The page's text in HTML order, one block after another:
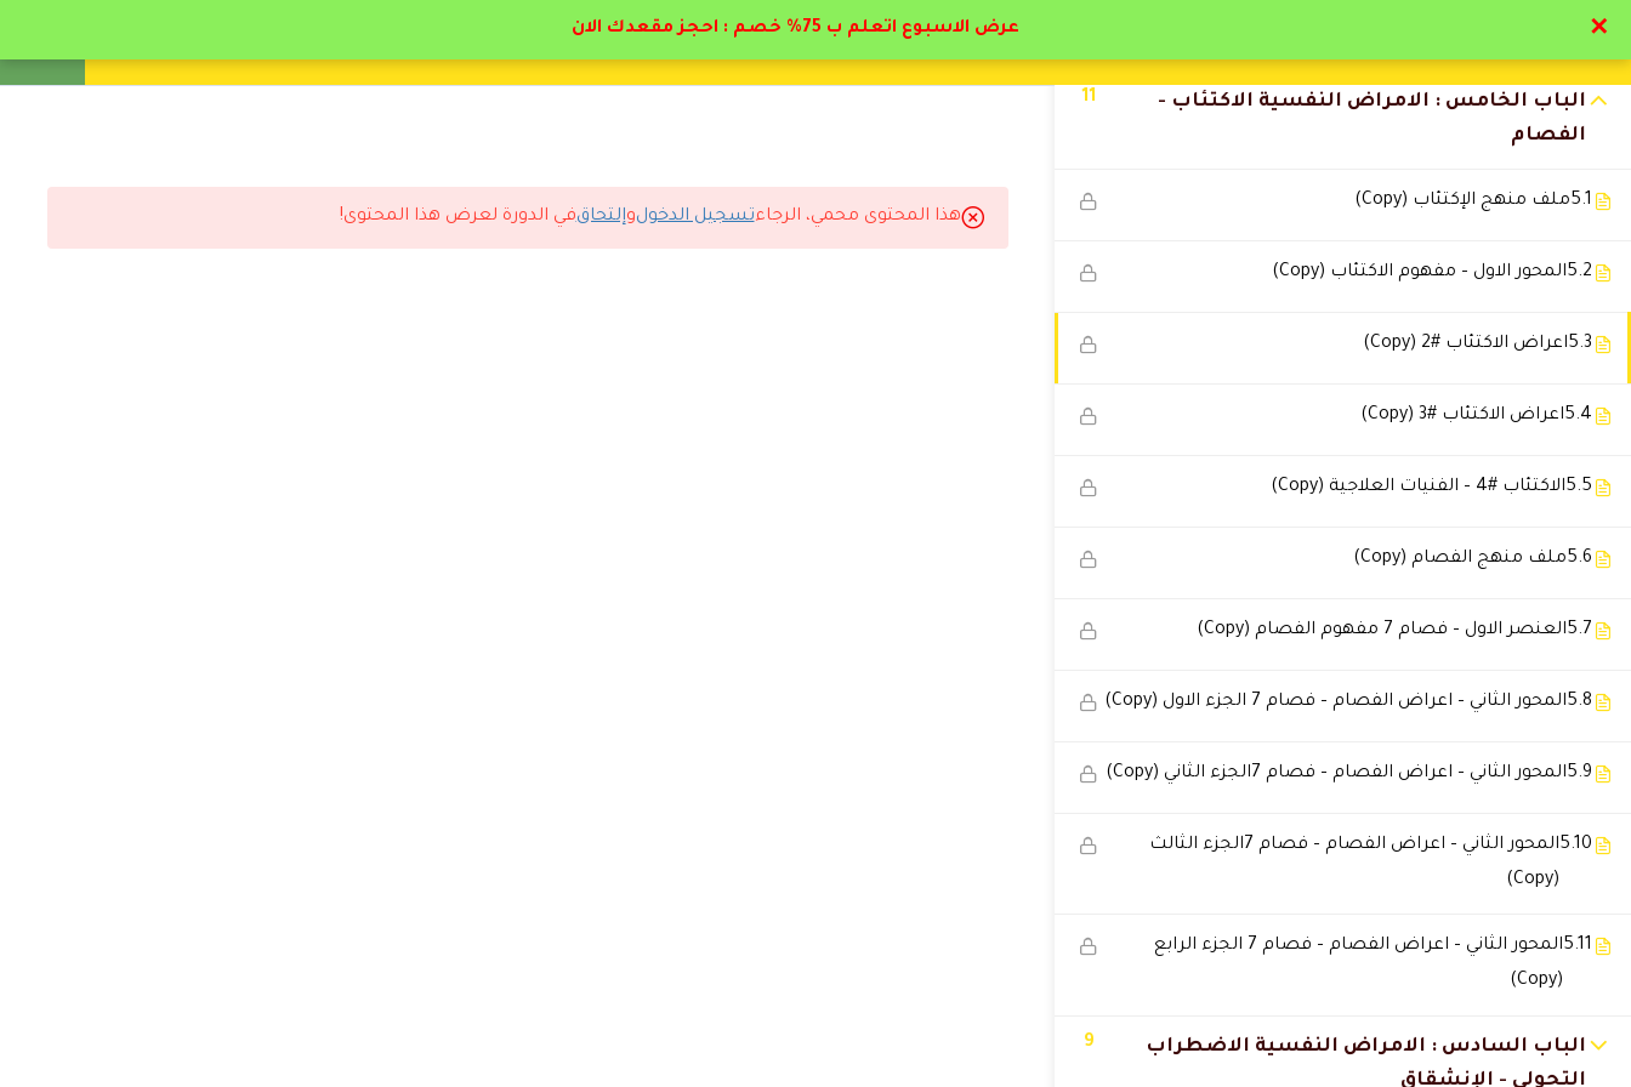
تواصل معنا تحقق
الباب الخامس : الامراض النفسية الاكتئاب -
الفصام
11
5.1ملف منهج الإكتئاب (Copy)
5.2المحور الاول – مفهوم الاكتئاب (Copy)
5.3اعراض الاكتئاب #2 (Copy)
5.4اعراض الاكتئاب #3 (Copy)
5.5الاكتئاب #4 – الفنيات العلاجية (Copy)
5.6ملف منهج الفصام (Copy)
5.7العنصر الاول – فصام 7 مفهوم الفصام (Copy)
5.8المحور الثاني – اعراض الفصام – فصام 7 الجزء الاول (Copy)
5.9المحور الثاني – اعراض الفصام – فصام 7الجزء الثاني (Copy)
5.10
المحور الثاني – اعراض الفصام – فصام 7الجزء الثالث
(Copy)
5.11
المحور الثاني – اعراض الفصام – فصام 7 الجزء الرابع
(Copy)
الباب السادس : الامراض النفسية الاضطراب
التحولي - الإنشقاق
9
هذا المحتوى محمي، الرجاءتسجيل الدخولوإلتحاقفي الدورة لعرض هذا المحتوى!
التعليقات
عرض الاسبوع اتعلم ب 75% خصم : احجز مقعدك الان ✕